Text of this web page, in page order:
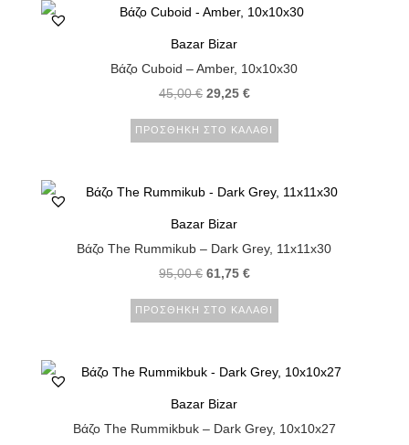
Bazar Bizar
Βάζο Cuboid – Amber, 10x10x30
45,00€ 29,25 €
ΠΡΟΣΘΉΚΗ ΣΤΟ ΚΑΛΆΘΙ
Bazar Bizar
Βάζο The Rummikub – Dark Grey, 11x11x30
95,00€ 61,75 €
ΠΡΟΣΘΉΚΗ ΣΤΟ ΚΑΛΆΘΙ
Bazar Bizar
Βάζο The Rummikbuk – Dark Grey, 10x10x27